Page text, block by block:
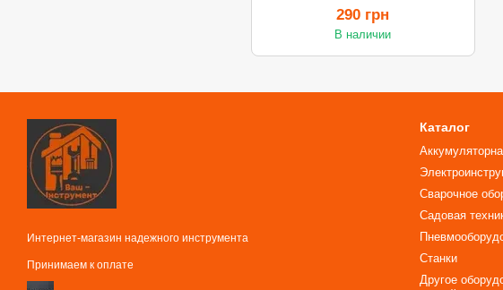
290 грн
В наличии
Интернет-магазин надежного инструмента
Принимаем к оплате
Каталог
Сварочное
Садовая
Станки
Другое